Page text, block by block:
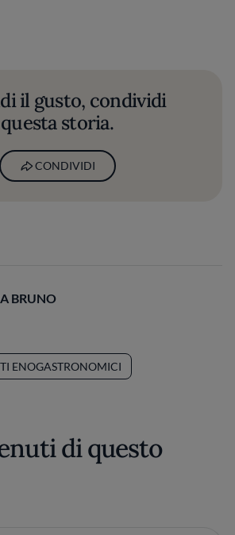
il gusto, condividi
questa storia.
CONDIVIDI
BRUNO
ENOGASTRONOMICI
di questo